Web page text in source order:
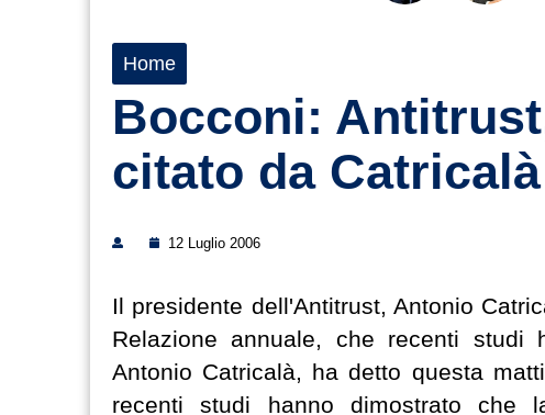
Home
Bocconi:
citato da Catricalà
12 Luglio 2006
Il presidente dell'Antitrust, Antonio
Relazione annuale, che recenti studi
Antonio Catricalà, ha detto questa
recenti studi hanno dimostrato che